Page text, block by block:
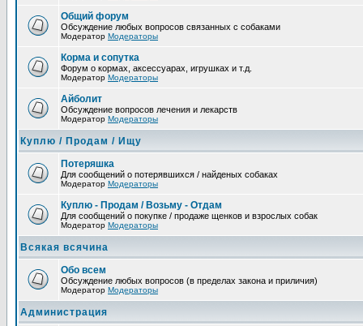
Общий форум
Обсуждение любых вопросов связанных с собаками
Модератор Модераторы
Корма и сопутка
Форум о кормах, аксессуарах, игрушках и т.д.
Модератор Модераторы
Айболит
Обсуждение вопросов лечения и лекарств
Модератор Модераторы
Куплю / Продам / Ищу
Потеряшка
Для сообщений о потерявшихся / найденых собаках
Модератор Модераторы
Куплю - Продам / Возьму - Отдам
Для сообщений о покупке / продаже щенков и взрослых собак
Модератор Модераторы
Всякая всячина
Обо всем
Обсуждение любых вопросов (в пределах закона и приличия)
Модератор Модераторы
Администрация